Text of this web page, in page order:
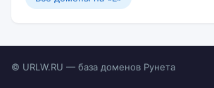
© URLW.RU — база доменов Рунета